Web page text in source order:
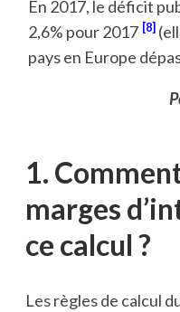
En 2017, le déficit
2,6% pour 2017 [8]
pays en Europe
1.
marges
ce calcul ?
Les règles de calcul